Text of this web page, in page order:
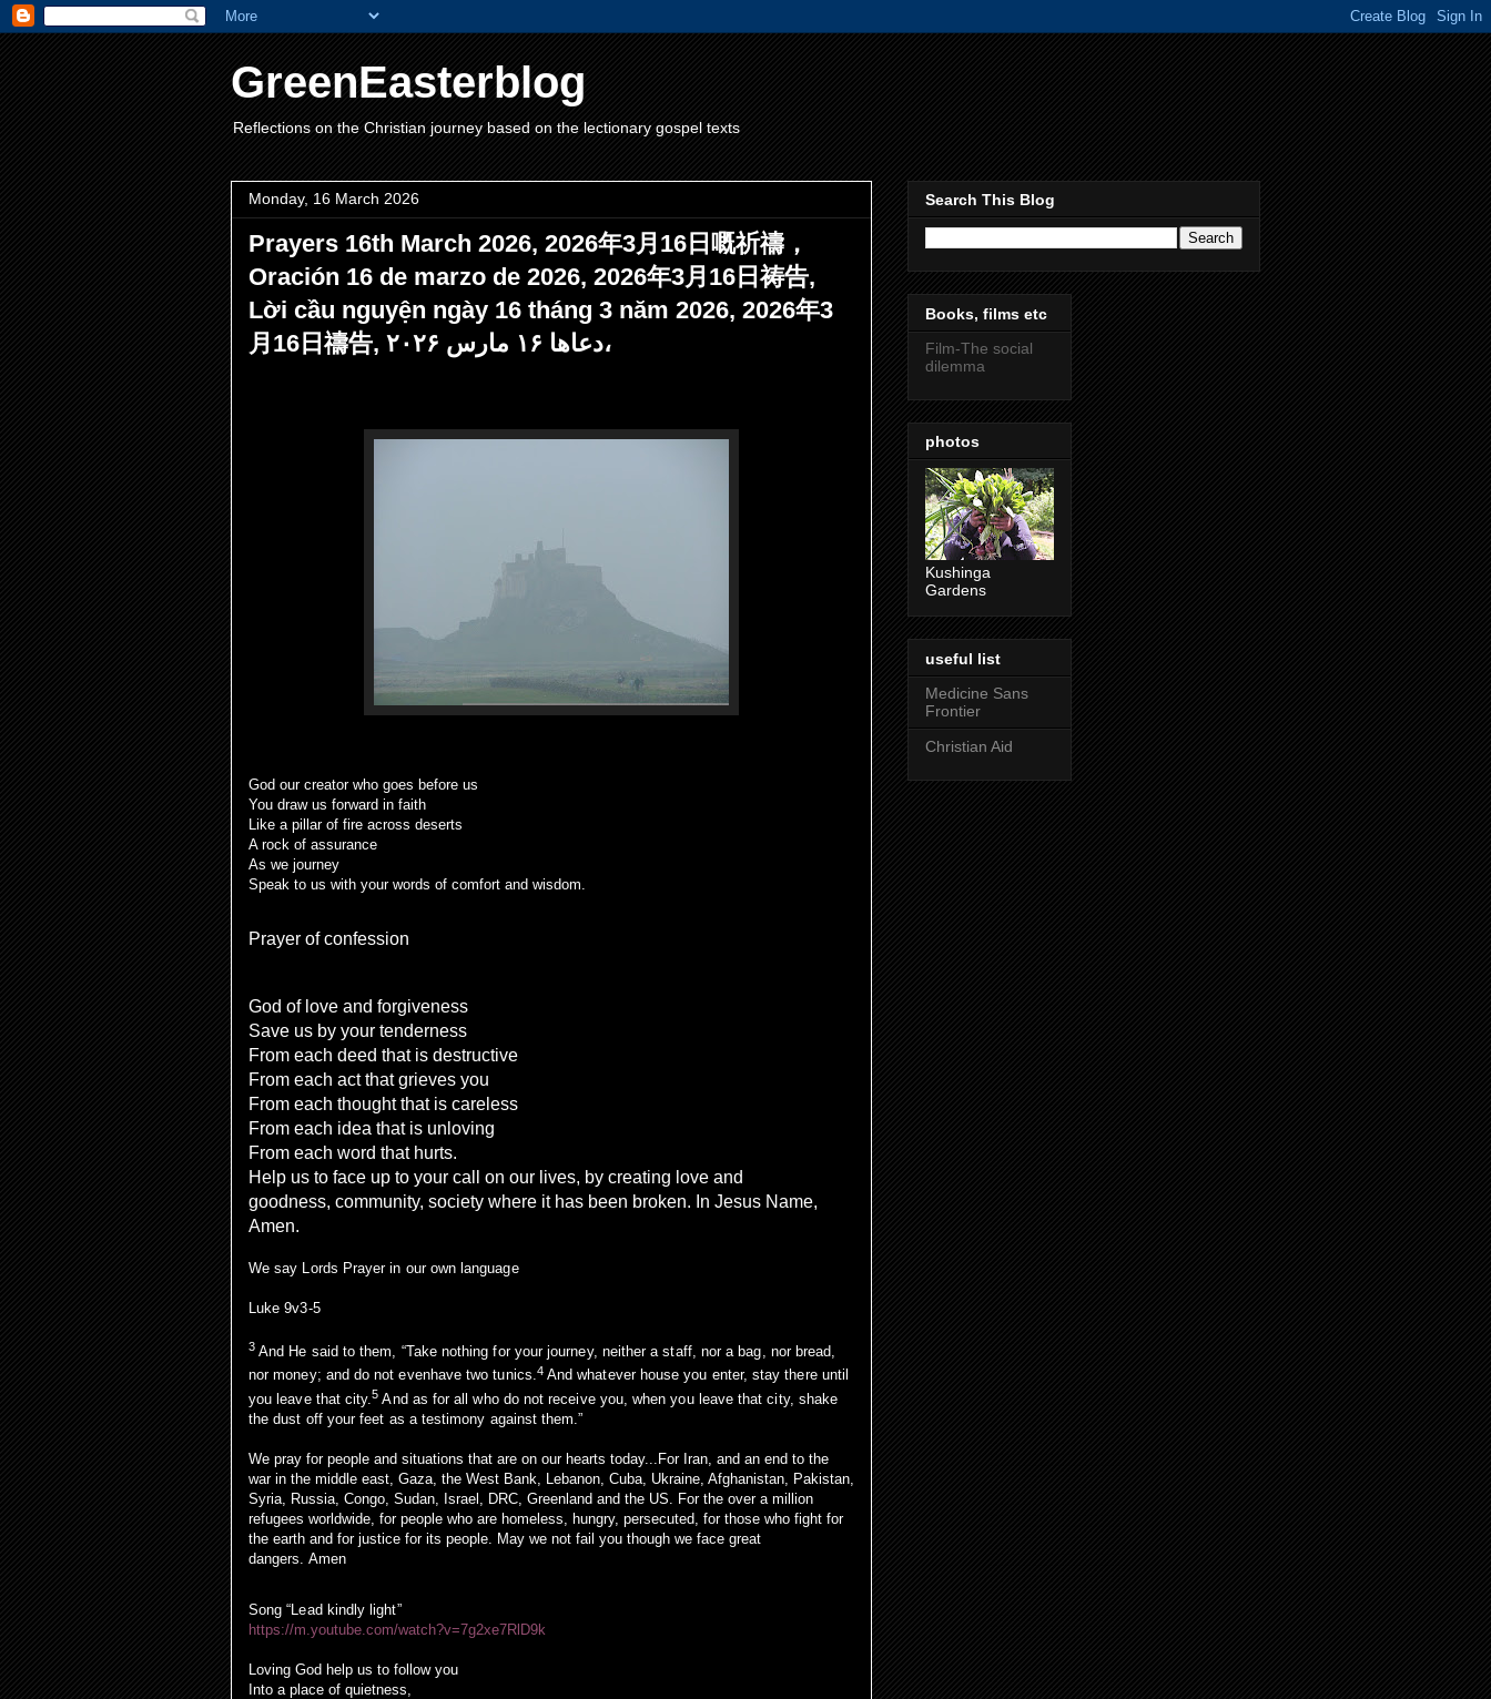
GreenEasterblog
Reflections on the Christian journey based on the lectionary gospel texts
Monday, 16 March 2026
Prayers 16th March 2026, 2026年3月16日嘅祈禱，
Oración 16 de marzo de 2026, 2026年3月16日祷告,
Lời cầu nguyện ngày 16 tháng 3 năm 2026, 2026年3
月16日禱告, دعاها ۱۶ مارس ۲۰۲۶،
God our creator who goes before us
You draw us forward in faith
Like a pillar of fire across deserts
A rock of assurance
As we journey
Speak to us with your words of comfort and wisdom.
Prayer of confession
God of love and forgiveness
Save us by your tenderness
From each deed that is destructive
From each act that grieves you
From each thought that is careless
From each idea that is unloving
From each word that hurts.
Help us to face up to your call on our lives, by creating love and
goodness, community, society where it has been broken. In Jesus Name,
Amen.
We say Lords Prayer in our own language
Luke 9v3-5
3 And He said to them, “Take nothing for your journey, neither a staff, nor a bag, nor bread,
nor money; and do not evenhave two tunics.4 And whatever house you enter, stay there until
you leave that city.5 And as for all who do not receive you, when you leave that city, shake
the dust off your feet as a testimony against them.”
We pray for people and situations that are on our hearts today...For Iran, and an end to the
war in the middle east, Gaza, the West Bank, Lebanon, Cuba, Ukraine, Afghanistan, Pakistan,
Syria, Russia, Congo, Sudan, Israel, DRC, Greenland and the US. For the over a million
refugees worldwide, for people who are homeless, hungry, persecuted, for those who fight for
the earth and for justice for its people. May we not fail you though we face great
dangers. Amen
Song “Lead kindly light”
https://m.youtube.com/watch?v=7g2xe7RlD9k
Loving God help us to follow you
Into a place of quietness,
Search This Blog
Books, films etc
Film-The social
dilemma
photos
Kushinga
Gardens
useful list
Medicine Sans
Frontier
Christian Aid